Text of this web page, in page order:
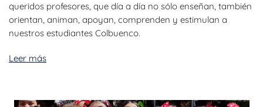
queridos profesores, que día a día no sólo enseñan, también
orientan, animan, apoyan, comprenden y estimulan a
nuestros estudiantes Colbuenco.
Leer más